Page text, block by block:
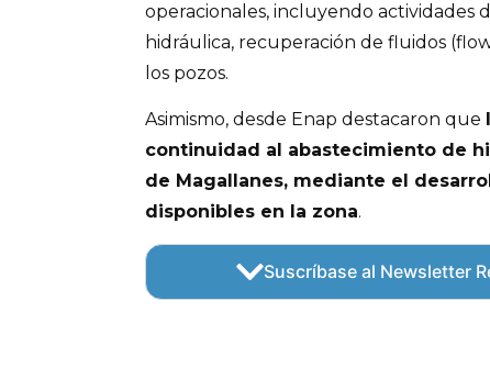
operacionales, incluyendo actividades
hidráulica, recuperación de fluidos
los pozos.
Asimismo, desde Enap destacaron que
continuidad al abastecimiento de
de Magallanes, mediante el
disponibles en la zona.
Suscríbase al Newsletter